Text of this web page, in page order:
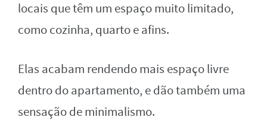
locais que têm um espaço muito limitado,
como cozinha, quarto e afins.
Elas acabam rendendo mais espaço livre
dentro do apartamento, e dão também uma
sensação de minimalismo.